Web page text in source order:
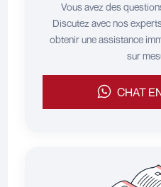
Vous avez des
Discutez avec nos
obtenir une assistance
sur
CHAT